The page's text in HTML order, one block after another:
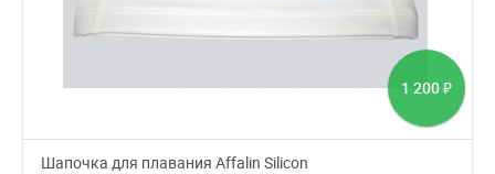
1 200 ₽
Шапочка для плавания Affalin Silicon